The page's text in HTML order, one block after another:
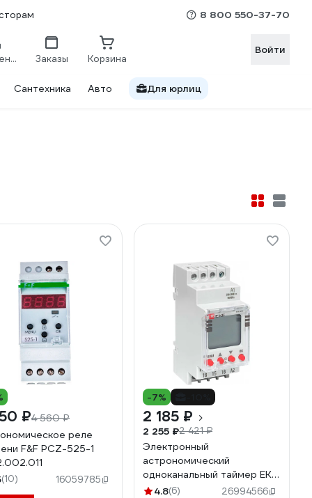
8 800 550-37-70
Сравнение Заказы Корзина
Войти
Сантехника Авто Для юрлиц
₽4 560 ₽
реле
F&F PCZ-525-1
(10) 16059785
-7%
2 185 ₽
2 255 ₽2 421 ₽
Электронный
астрономический
одноканальный таймер EKF
TM-AS tm-as-1
4.8(6) 26994566